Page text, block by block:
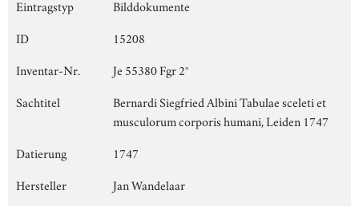
Eintragstyp
Bilddokumente
ID
15208
Inventar-Nr.
Je 55380 Fgr 2°
Sachtitel
Bernardi Siegfried Albini Tabulae sceleti et
musculorum corporis humani, Leiden 1747
Datierung
1747
Hersteller
Jan Wandelaar